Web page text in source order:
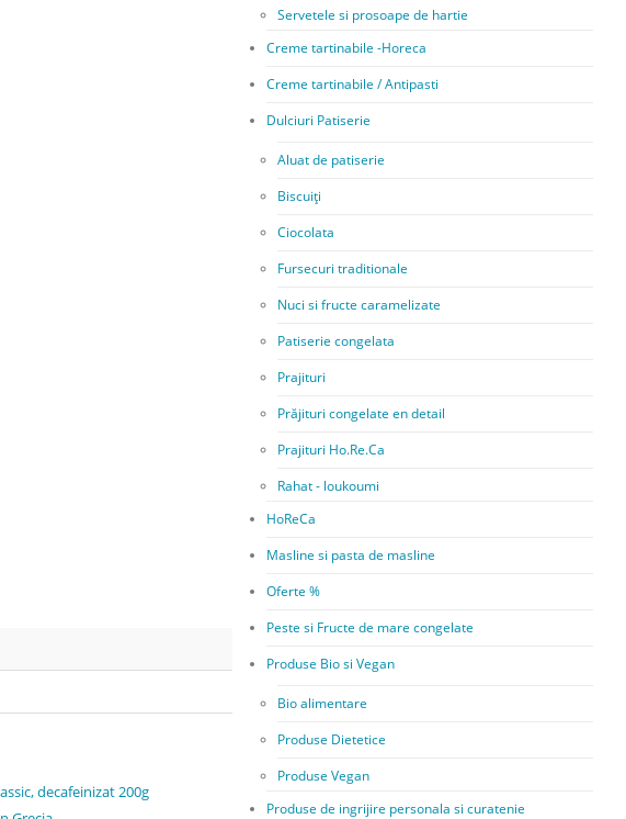
Servetele si prosoape de hartie
Creme tartinabile -Horeca
Creme tartinabile / Antipasti
Dulciuri Patiserie
Aluat de patiserie
Biscuiți
Ciocolata
Fursecuri traditionale
Nuci si fructe caramelizate
Patiserie congelata
Prajituri
Prăjituri congelate en detail
Prajituri Ho.Re.Ca
Rahat - loukoumi
HoReCa
Masline si pasta de masline
Oferte %
Peste si Fructe de mare congelate
Produse Bio si Vegan
Bio alimentare
Produse Dietetice
Produse Vegan
Produse de ingrijire personala si curatenie